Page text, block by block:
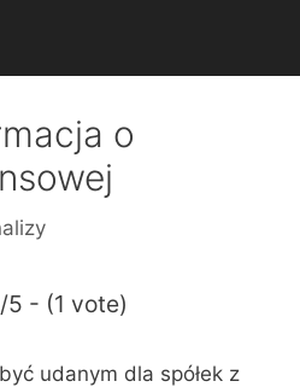
o
5 - (1 vote)
udanym dla spółek z